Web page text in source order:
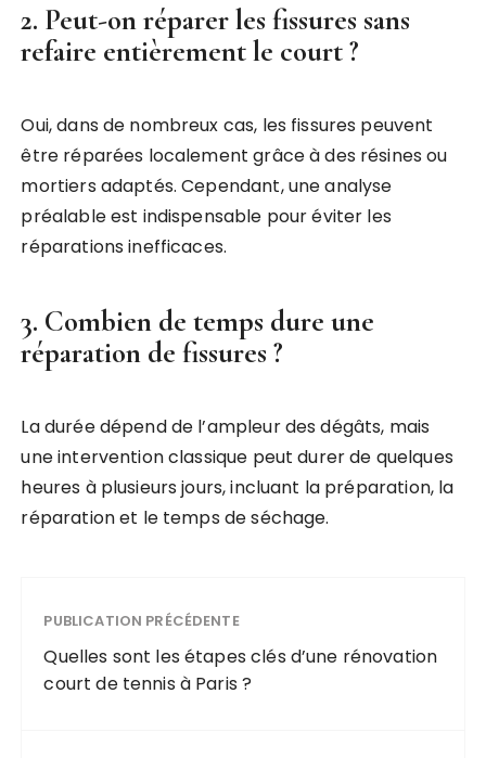
2. Peut-on réparer les fissures sans
refaire entièrement le court ?
Oui, dans de nombreux cas, les fissures peuvent
être réparées localement grâce à des résines ou
mortiers adaptés. Cependant, une analyse
préalable est indispensable pour éviter les
réparations inefficaces.
3. Combien de temps dure une
réparation de fissures ?
La durée dépend de l’ampleur des dégâts, mais
une intervention classique peut durer de quelques
heures à plusieurs jours, incluant la préparation, la
réparation et le temps de séchage.
PUBLICATION PRÉCÉDENTE
Quelles sont les étapes clés d’une rénovation
court de tennis à Paris ?